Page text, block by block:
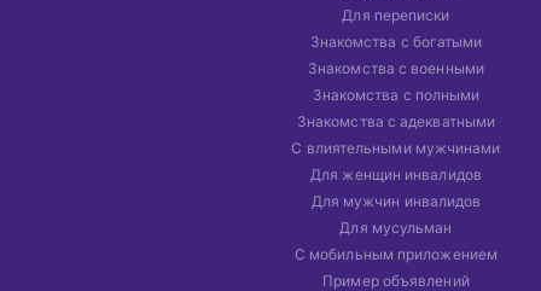
Для переписки
Знакомства с богатыми
Знакомства с военными
Знакомства с полными
Знакомства с адекватными
С влиятельными мужчинами
Для женщин инвалидов
Для мужчин инвалидов
Для мусульман
С мобильным приложением
Пример объявлений